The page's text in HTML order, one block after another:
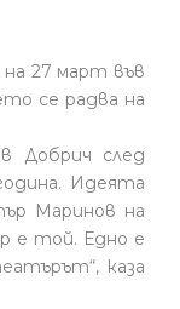
27 март във
се радва на
Добрич след
Идеята
Маринов на
е той. Едно е
каза